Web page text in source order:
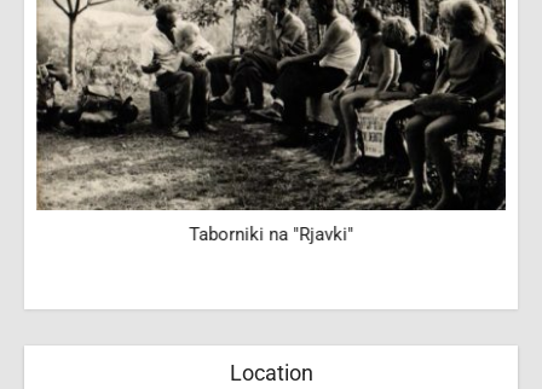
Taborniki na "Rjavki"
Location